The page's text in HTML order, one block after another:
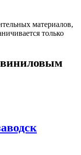
материалов,
только